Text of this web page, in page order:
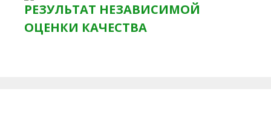
РЕЗУЛЬТАТ НЕЗАВИСИМОЙ
ОЦЕНКИ КАЧЕСТВА